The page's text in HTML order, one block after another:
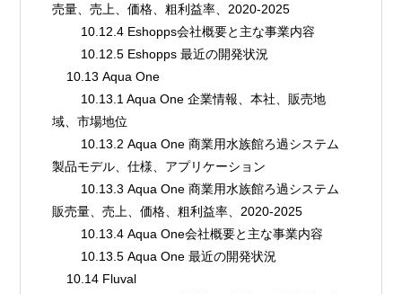
売量、売上、価格、粗利益率、2020-2025
        10.12.4 Eshopps会社概要と主な事業内容
        10.12.5 Eshopps 最近の開発状況
    10.13 Aqua One
域、市場地位
製品モデル、仕様、アプリケーション
販売量、売上、価格、粗利益率、2020-2025
        10.13.4 Aqua One会社概要と主な事業内容
        10.13.5 Aqua One 最近の開発状況
    10.14 Fluval